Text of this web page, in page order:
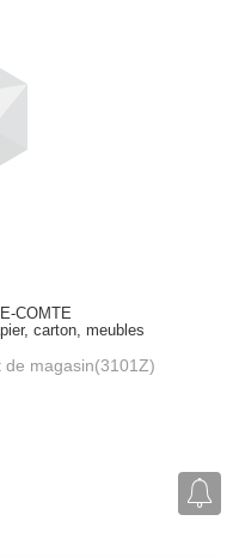
COMTE
carton, meubles
magasin(3101Z)